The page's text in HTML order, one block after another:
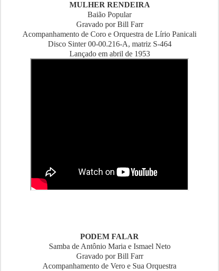
MULHER RENDEIRA
Baião Popular
Gravado por Bill Farr
Acompanhamento de Coro e Orquestra de Lírio Panicali
Disco Sinter 00-00.216-A, matriz S-464
Lançado em abril de 1953
PODEM FALAR
Samba de Antônio Maria e Ismael Neto
Gravado por Bill Farr
Acompanhamento de Vero e Sua Orquestra